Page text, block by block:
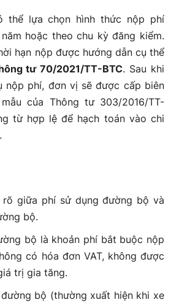
thể lựa chọn hình thức nộp phí
hoặc theo chu kỳ đăng kiểm.
hạn nộp được hướng dẫn cụ thể
tư 70/2021/TT-BTC. Sau khi
nộp phí, đơn vị sẽ được cấp biên
của Thông tư 303/2016/TT-
từ hợp lệ để hạch toán vào chi
rõ giữa phí sử dụng đường bộ và
bộ.
bộ là khoản phí bắt buộc nộp
có hóa đơn VAT, không được
trị gia tăng.
bộ (thường xuất hiện khi xe